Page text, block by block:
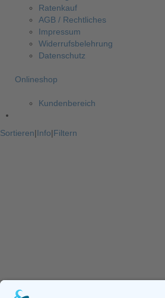
Ratenkauf
AGB / Rechtliches
Impressum
Widerrufsbelehrung
Datenschutz
Onlineshop
Kundenbereich
Sortieren|Info|Filtern